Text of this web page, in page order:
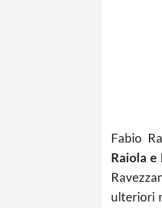
Fabio
Raiola e
ulteriori